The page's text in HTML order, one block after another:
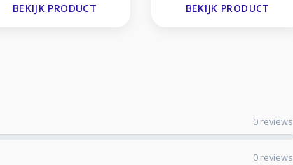
BEKIJK PRODUCT BEKIJK PRODUCT
0 reviews
0 reviews